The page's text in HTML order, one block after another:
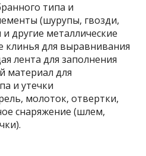
типа и
(шурупы, гвозди,
другие металлические
клинья для выравнивания
лента для заполнения
материал для
и утечки
молоток, отвертки,
снаряжение (шлем,